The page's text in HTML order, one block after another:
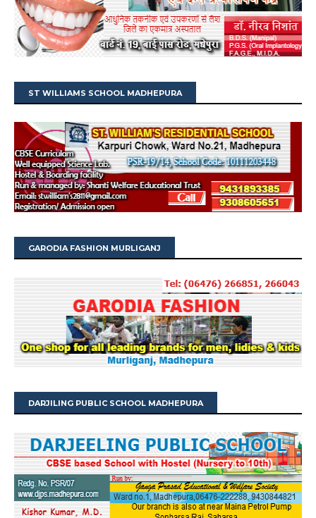
ST WILLIAMS SCHOOL MADHEPURA
GARODIA FASHION MURLIGANJ
DARJILING PUBLIC SCHOOL MADHEPURA